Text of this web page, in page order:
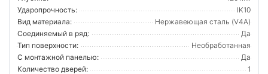
Ударопрочность:
IK10
Вид материала:
Нержавеющая сталь (V4A)
Соединяемый в ряд:
Да
Тип поверхности:
Необработанная
С монтажной панелью:
Да
Количество дверей:
1